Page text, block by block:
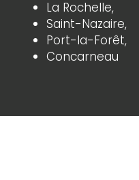
La Rochelle,
Saint-Nazaire,
Port-la-Forêt,
Concarneau